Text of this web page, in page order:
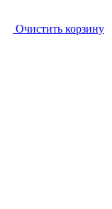
Очистить корзину